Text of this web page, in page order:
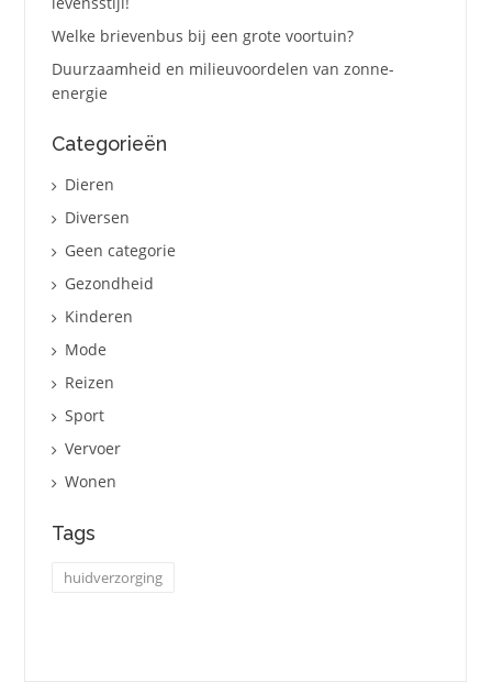
Welke brievenbus bij een grote voortuin?
Duurzaamheid en milieuvoordelen van zonne-
energie
Categorieën
Dieren
Diversen
Geen categorie
Gezondheid
Kinderen
Mode
Reizen
Sport
Vervoer
Wonen
Tags
huidverzorging